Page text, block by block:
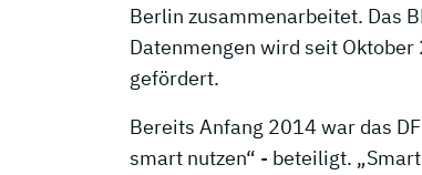
Berlin zusammenarbeitet. Das
Datenmengen wird seit
gefördert.
Bereits Anfang 2014 war das
smart nutzen“ - beteiligt.